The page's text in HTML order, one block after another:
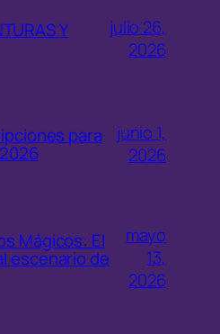
Y
julio 26,
2026
para
junio 1,
2026
Mágicos: El
escenario de
mayo
13,
2026